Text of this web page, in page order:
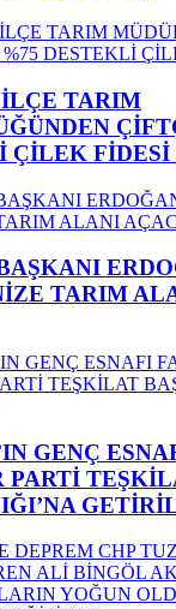
TARIM
ÇİLEK FİDESİ
TARIM
GENÇ
PARTİ